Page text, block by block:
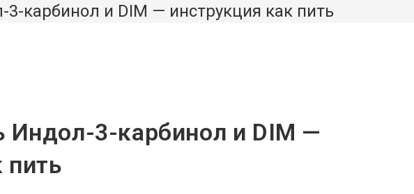
карбинол и DIM — инструкция как пить
Индол-3-карбинол и DIM —
пить